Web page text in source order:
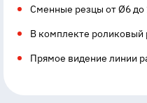
Сменные резцы от Ø6
В комплекте
Прямое видение линии